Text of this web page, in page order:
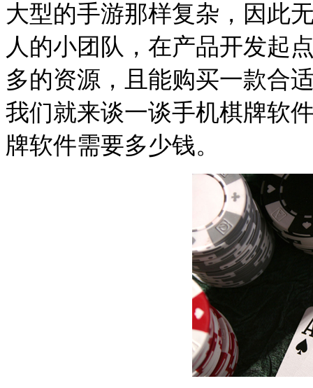
大型的手游那样复杂，因此
人的小团队，在产品开发起
多的资源，且能购买一款合
我们就来谈一谈手机棋牌软
牌软件需要多少钱。